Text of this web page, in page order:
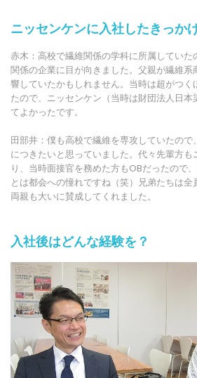
ニッセンケンに入社したきっか
赤木：高校で繊維関係の学科に所属してい
関係の企業に目が向きました。父親が繊維
響していたかもしれません。当時は超がつく
たので、ニッセンケン（当時は財団法人日本
てよかったです。
田部井：僕も高校で繊維を専攻していたの
につきたいと思っていました。代々先輩方
り、当時面接官を務めた方もOBだったので
とは都会への憧れですね（笑）兄弟たちは全
両親も大いに賛成してくれました。
入社後はどんな経験を？